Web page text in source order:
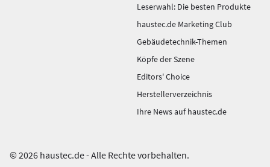
Leserwahl: Die besten Produkte
haustec.de Marketing Club
Gebäudetechnik-Themen
Köpfe der Szene
Editors' Choice
Herstellerverzeichnis
Ihre News auf haustec.de
© 2026 haustec.de - Alle Rechte vorbehalten.